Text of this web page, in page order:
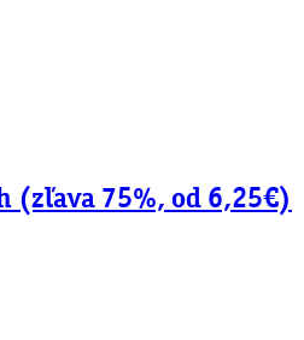
(zľava 75%, od 6,25€)